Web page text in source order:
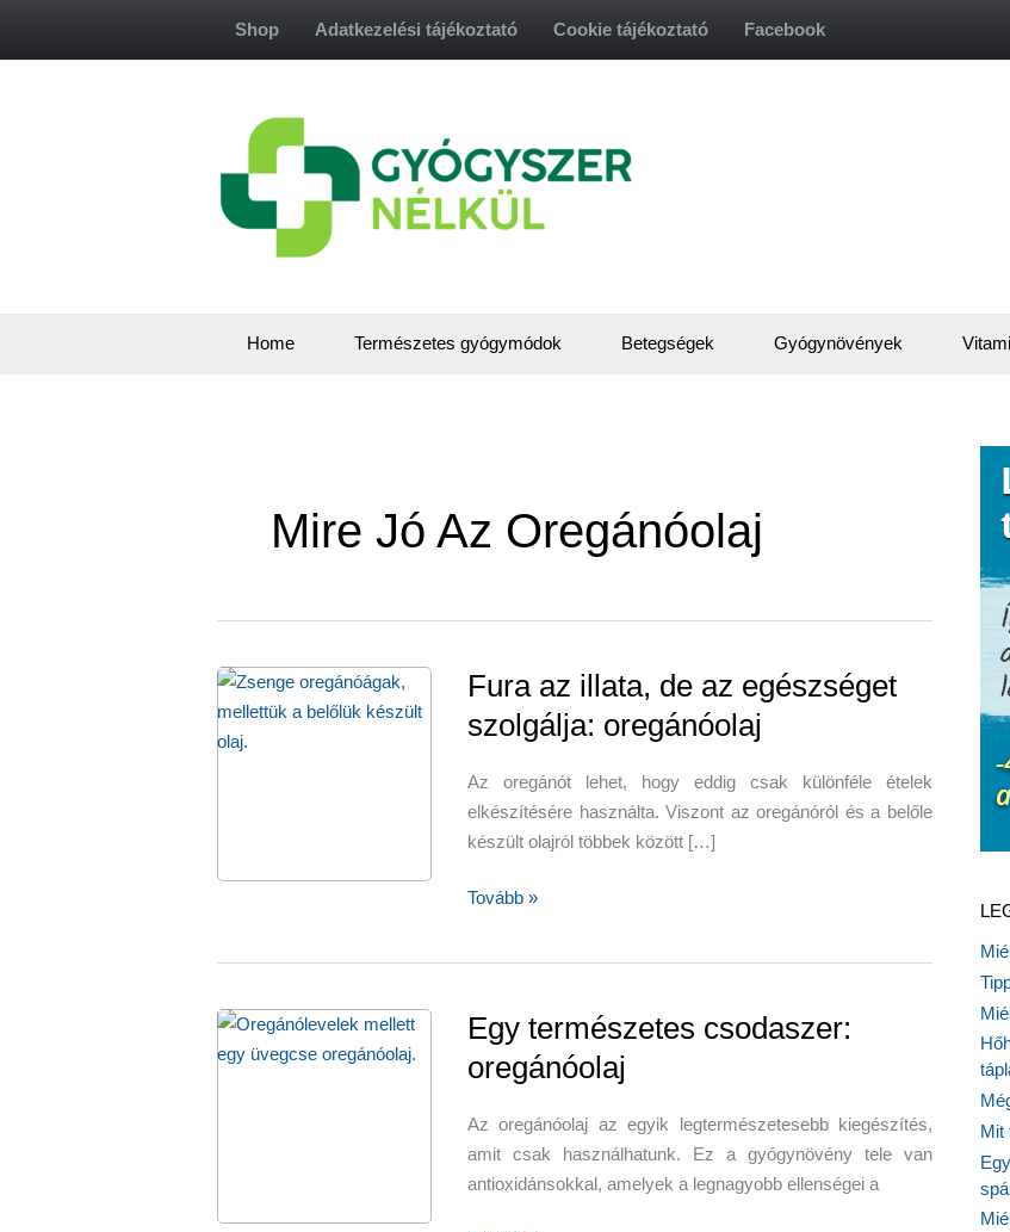
Shop Adatkezelési tájékoztató Cookie tájékoztató Facebook
Home Természetes gyógymódok Betegségek Gyógynövények
Mire Jó Az Oregánóolaj
Fura az illata, de az egészséget
szolgálja: oregánóolaj
Az oregánót lehet, hogy eddig csak különféle ételek
elkészítésére használta. Viszont az oregánóról és a belőle
készült olajról többek között […]
Fura
az
egészséget
szolgálja:
Tovább »
Egy természetes csodaszer:
oregánóolaj
Az oregánóolaj az egyik legtermészetesebb kiegészítés,
amit csak használhatunk. Ez a gyógynövény tele van
antioxidánsokkal, amelyek a legnagyobb ellenségei a
Mit